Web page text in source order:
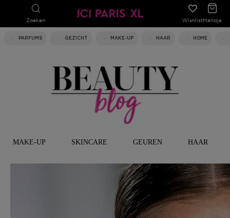
Zoeken WishlistMandje
PARFUMS GEZICHT MAKE-UP HAAR HOME
MAKE-UP SKINCARE GEUREN HAAR